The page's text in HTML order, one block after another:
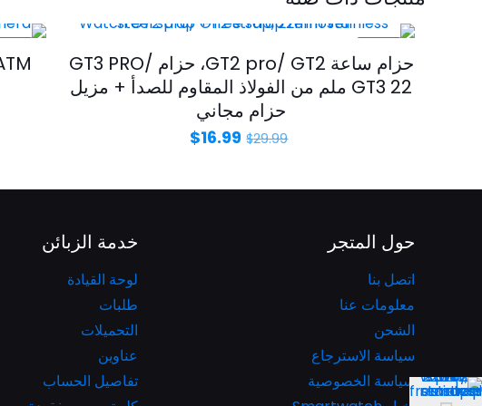
حزام ساعة GT2 pro/ GT2، حزام GT3 PRO/
GT3 22 ملم من الفولاذ المقاوم للصدأ + مزيل
حزام مجاني
$29.99
$16.99
حول المتجر
اتصل بنا
معلومات عنا
الشحن
سياسة الاسترجاع
سياسة الخصوصية
خدمة الزبائن
لوحة القيادة
طلبات
التحميلات
عناوين
تفاصيل الحساب